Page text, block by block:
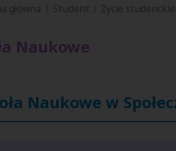
główna Student Życie studenckie
Naukowe
Naukowe w